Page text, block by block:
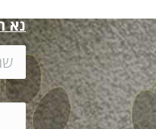
נא